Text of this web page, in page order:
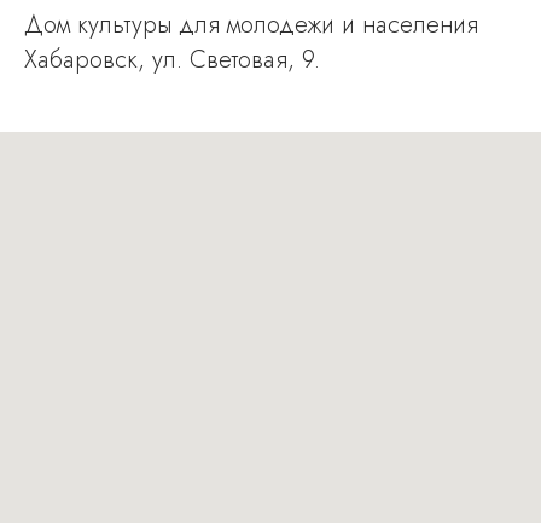
Дом культуры для молодежи и населе ния
Хабаровск, ул. Световая, 9 .